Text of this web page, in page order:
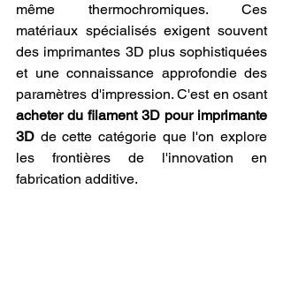
même thermochromiques. Ces
matériaux spécialisés exigent souvent
des imprimantes 3D plus sophistiquées
et une connaissance approfondie des
paramètres d'impression. C'est en osant
acheter du filament 3D pour imprimante
3D de cette catégorie que l'on explore
les frontières de l'innovation en
fabrication additive.